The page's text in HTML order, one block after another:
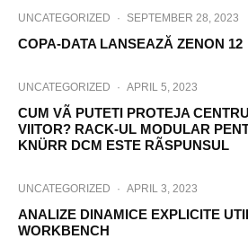
UNCATEGORIZED · SEPTEMBER 28, 2023
COPA-DATA LANSEAZĂ ZENON 12
UNCATEGORIZED · APRIL 5, 2023
CUM VÃ PUTETI PROTEJA
VIITOR? RACK-UL MODULAR
KNÜRR DCM ESTE RÃSPUNSUL
UNCATEGORIZED · APRIL 3, 2023
ANALIZE DINAMICE EXPLICITE
WORKBENCH